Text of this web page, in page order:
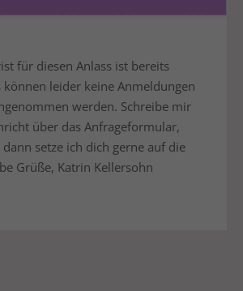
für diesen Anlass ist bereits
können leider keine Anmeldungen
werden. Schreibe mir
über das Anfrageformular,
setze ich dich gerne auf die
Grüße, Katrin Kellersohn